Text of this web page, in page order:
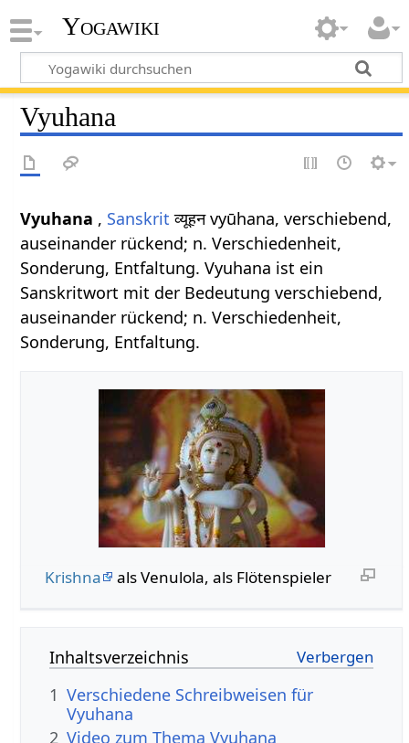
Yogawiki
Vyuhana
Vyuhana , Sanskrit व्यूहन vyūhana, verschiebend,
auseinander rückend; n. Verschiedenheit,
Sonderung, Entfaltung. Vyuhana ist ein
Sanskritwort mit der Bedeutung verschiebend,
auseinander rückend; n. Verschiedenheit,
Sonderung, Entfaltung.
Krishna als Venulola, als Flötenspieler
Inhaltsverzeichnis
1 Verschiedene Schreibweisen für
Vyuhana
2 Video zum Thema Vyuhana